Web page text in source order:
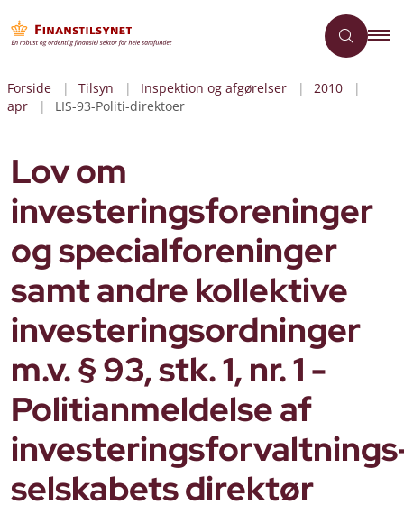
Forside Tilsyn Inspektion og afgørelser
2010
apr
LIS-93-Politi-direktoer
Lov om
investeringsforeninger
og specialforeninger
samt andre kollektive
investeringsordninger
m.v. § 93, stk. 1, nr. 1 -
Politianmeldelse af
selskabets direktør